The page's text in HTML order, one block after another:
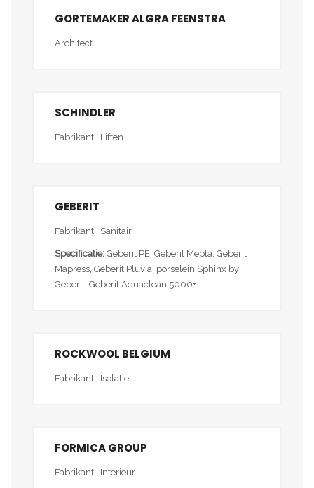
GORTEMAKER ALGRA FEENSTRA
Architect
SCHINDLER
Fabrikant : Liften
GEBERIT
Fabrikant : Sanitair
Specificatie: Geberit PE, Geberit Mepla, Geberit
Mapress, Geberit Pluvia, porselein Sphinx by
Geberit, Geberit Aquaclean 5000+
ROCKWOOL BELGIUM
Fabrikant : Isolatie
FORMICA GROUP
Fabrikant : Interieur